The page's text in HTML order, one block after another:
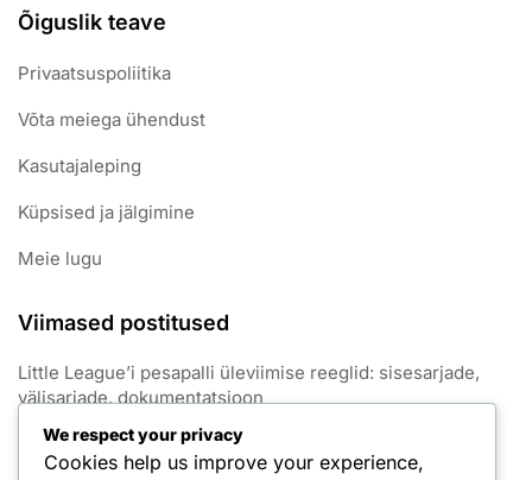
Õiguslik teave
Privaatsuspoliitika
Võta meiega ühendust
Kasutajaleping
Küpsised ja jälgimine
Meie lugu
Viimased postitused
Little League’i pesapalli üleviimise reeglid: sisesarjade,
välisarjade, dokumentatsioon
Little League’i pesapalli ajapiirangute reeglid: Mängu
kestus, inningute piirangud, viivitused
We respect your privacy
Cookies help us improve your experience,